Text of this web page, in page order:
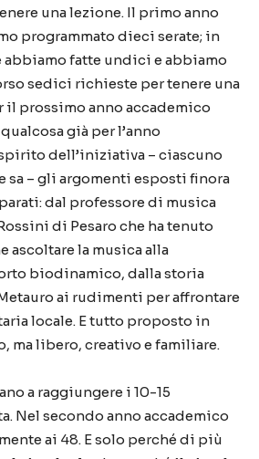
una lezione. Il primo anno
programmato dieci serate; in
abbiamo fatte undici e abbiamo
sedici richieste per tenere una
prossimo anno accademico
già per l’anno
dell’iniziativa – ciascuno
sa – gli argomenti esposti finora
dal professore di musica
di Pesaro che ha tenuto
ascoltare la musica alla
biodinamico, dalla storia
ai rudimenti per affrontare
locale. E tutto proposto in
ma libero, creativo e familiare.
a raggiungere i 10-15
Nel secondo anno accademico
ai 48. E solo perché di più